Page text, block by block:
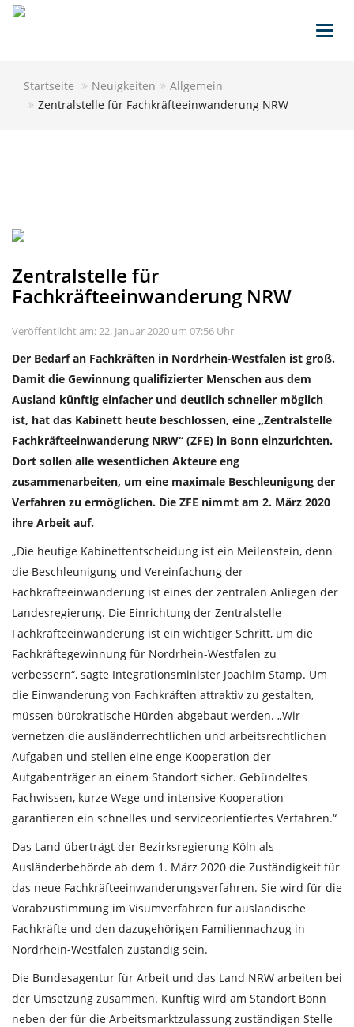
Startseite Neuigkeiten
Allgemein
Zentralstelle für Fachkräfteeinwanderung NRW
Zentralstelle für
Fachkräfteeinwanderung NRW
Veröffentlicht am: 22. Januar 2020 um 07:56 Uhr
Der Bedarf an Fachkräften in Nordrhein-Westfalen ist groß.
Damit die Gewinnung qualifizierter Menschen aus dem
Ausland künftig einfacher und deutlich schneller möglich
ist, hat das Kabinett heute beschlossen, eine „Zentralstelle
Fachkräfteeinwanderung NRW“ (ZFE) in Bonn einzurichten.
Dort sollen alle wesentlichen Akteure eng
zusammenarbeiten, um eine maximale Beschleunigung der
Verfahren zu ermöglichen. Die ZFE nimmt am 2. März 2020
ihre Arbeit auf.
„Die heutige Kabinettentscheidung ist ein Meilenstein, denn
die Beschleunigung und Vereinfachung der
Fachkräfteeinwanderung ist eines der zentralen Anliegen der
Landesregierung. Die Einrichtung der Zentralstelle
Fachkräfteeinwanderung ist ein wichtiger Schritt, um die
Fachkräftegewinnung für Nordrhein-Westfalen zu
verbessern“, sagte Integrationsminister Joachim Stamp. Um
die Einwanderung von Fachkräften attraktiv zu gestalten,
müssen bürokratische Hürden abgebaut werden. „Wir
vernetzen die ausländerrechtlichen und arbeitsrechtlichen
Aufgaben und stellen eine enge Kooperation der
Aufgabenträger an einem Standort sicher. Gebündeltes
Fachwissen, kurze Wege und intensive Kooperation
garantieren ein schnelles und serviceorientiertes Verfahren.“
Das Land überträgt der Bezirksregierung Köln als
Ausländerbehörde ab dem 1. März 2020 die Zuständigkeit für
das neue Fachkräfteeinwanderungsverfahren. Sie wird für die
Vorabzustimmung im Visumverfahren für ausländische
Fachkräfte und den dazugehörigen Familiennachzug in
Nordrhein-Westfalen zuständig sein.
Die Bundesagentur für Arbeit und das Land NRW arbeiten bei
der Umsetzung zusammen. Künftig wird am Standort Bonn
neben der für die Arbeitsmarktzulassung zuständigen Stelle